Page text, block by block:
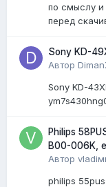
по смыслу
перед
Sony KD-
Автор
Sony KD-
Philips
B00-006K,
Автор
philips